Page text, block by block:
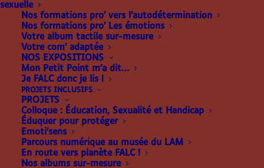
sexuelle
Nos formations pro’ vers l’autodétermination
Nos formations pro’ Les émotions
Votre album tactile sur-mesure
Votre com’ adaptée
NOS EXPOSITIONS
Mon Petit Point m’a dit…
Je FALC donc je lis !
PROJETS INCLUSIFS
PROJETS
Colloque : Éducation, Sexualité et Handicap
Éduquer pour protéger
Emoti’sens
Parcours numérique au musée du LAM
En route vers planète FALC !
Nos albums sur-mesure
3 résultats affichésTrié
du
récent
au
ancien